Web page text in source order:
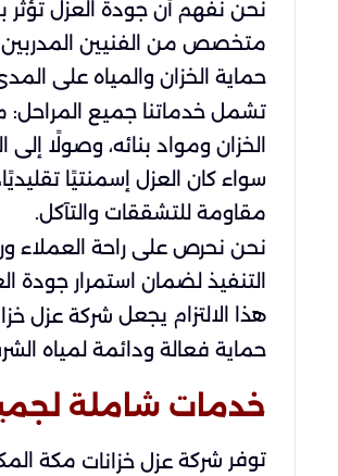
نحن نفهم أن جودة العزل
متخصص من الفنيين
حماية الخزان والمياه على
تشمل خدماتنا جميع المراحل:
الخزان ومواد بنائه، وصولًا
سواء كان العزل إسمنتيًا
مقاومة للتشققات والتآكل.
نحن نحرص على راحة العملاء
التنفيذ لضمان استمرار جودة
هذا الالتزام يجعل شركة عزل
حماية فعالة ودائمة لمياه
خدمات شاملة
توفر شركة عزل خزانات مكة